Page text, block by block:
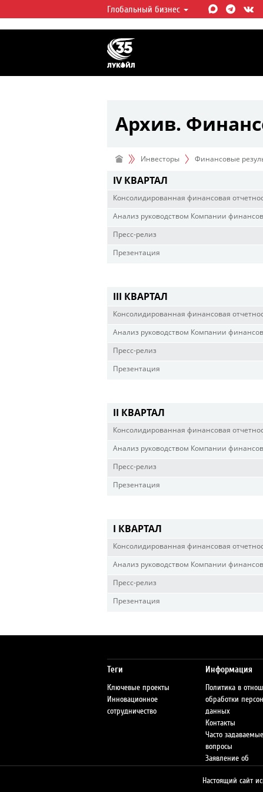
ЛУКОЙЛ СЕГОДНЯ
ЛУКОЙЛ — одна из крупнейших
интегрированных нефтегазовых
мире, на долю которой
мировой добычи нефти и около
Глобальный бизнес
Архив.
Инвесторы Финансовые
IV КВАРТАЛ
Консолидированная финансовая
Анализ руководством Компании
Пресс-релиз
Презентация
III КВАРТАЛ
Консолидированная финансовая
Анализ руководством Компании
Пресс-релиз
Презентация
II КВАРТАЛ
Консолидированная финансовая
Анализ руководством Компании
Пресс-релиз
Презентация
I КВАРТАЛ
Консолидированная финансовая
Анализ руководством Компании
Пресс-релиз
Презентация
Теги
Ключевые проекты
Инновационное
сотрудничество
Информация
Политика в
обработки
данных
Контакты
Часто задаваемые
вопросы
Заявление об
Сеть АЗС
Настоящий сайт